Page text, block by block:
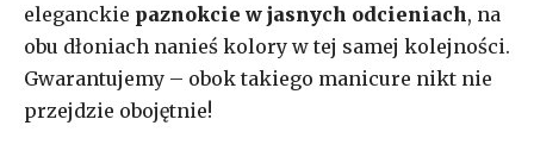
eleganckie paznokcie w jasnych odcieniach, na
obu dłoniach nanieś kolory w tej samej kolejności.
Gwarantujemy – obok takiego manicure nikt nie
przejdzie obojętnie!